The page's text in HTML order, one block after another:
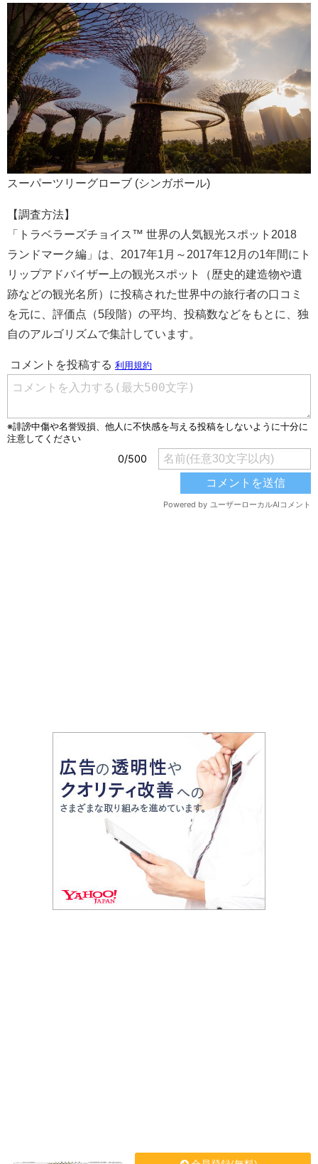
スーパーツリーグローブ (シンガポール)
【調査方法】
「トラベラーズチョイス™ 世界の人気観光スポット2018
ランドマーク編」は、2017年1月～2017年12月の1年間にト
リップアドバイザー上の観光スポット（歴史的建造物や遺
跡などの観光名所）に投稿された世界中の旅行者の口コミ
を元に、評価点（5段階）の平均、投稿数などをもとに、独
自のアルゴリズムで集計しています。